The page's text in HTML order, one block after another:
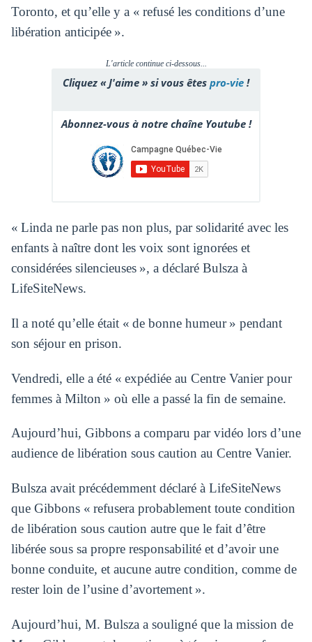
Toronto, et qu’elle y a « refusé les conditions d’une
libération anticipée ».
L'article continue ci-dessous...
Cliquez « J'aime » si vous êtes pro-vie !
Abonnez-vous à notre chaîne Youtube !
« Linda ne parle pas non plus, par solidarité avec les
enfants à naître dont les voix sont ignorées et
considérées silencieuses », a déclaré Bulsza à
LifeSiteNews.
Il a noté qu’elle était « de bonne humeur » pendant
son séjour en prison.
Vendredi, elle a été « expédiée au Centre Vanier pour
femmes à Milton » où elle a passé la fin de semaine.
Aujourd’hui, Gibbons a comparu par vidéo lors d’une
audience de libération sous caution au Centre Vanier.
Bulsza avait précédemment déclaré à LifeSiteNews
que Gibbons « refusera probablement toute condition
de libération sous caution autre que le fait d’être
libérée sous sa propre responsabilité et d’avoir une
bonne conduite, et aucune autre condition, comme de
rester loin de l’usine d’avortement ».
Aujourd’hui, M. Bulsza a souligné que la mission de